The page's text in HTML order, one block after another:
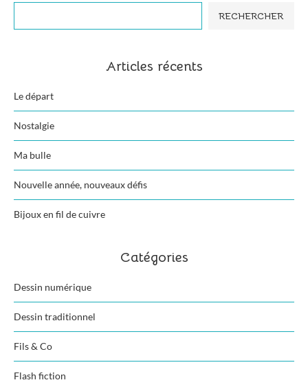
RECHERCHER
Articles récents
Le départ
Nostalgie
Ma bulle
Nouvelle année, nouveaux défis
Bijoux en fil de cuivre
Catégories
Dessin numérique
Dessin traditionnel
Fils & Co
Flash fiction